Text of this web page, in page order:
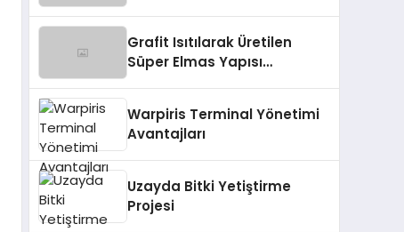
Endişeleri
Grafit Isıtılarak Üretilen
Süper Elmas Yapısı
Warpiris Terminal Yönetimi
Avantajları
Uzayda Bitki Yetiştirme
Projesi